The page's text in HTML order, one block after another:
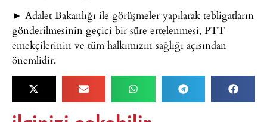
► Adalet Bakanlığı ile görüşmeler yapılarak tebligatların
gönderilmesinin geçici bir süre ertelenmesi, PTT
emekçilerinin ve tüm halkımızın sağlığı açısından
önemlidir.